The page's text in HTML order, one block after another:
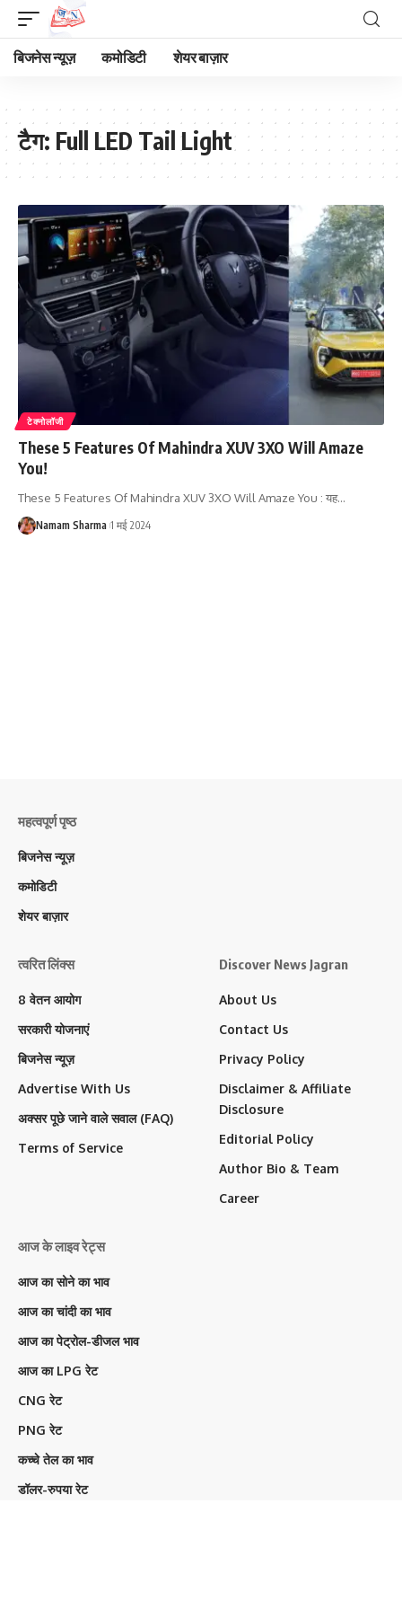
बिजनेस न्यूज़ कमोडिटी शेयर बाज़ार
टैग: Full LED Tail Light
टेक्नोलॉजी
These 5 Features Of Mahindra XUV 3XO Will Amaze
You!
These 5 Features Of Mahindra XUV 3XO Will Amaze You : यह…
Namam Sharma 1 मई 2024
महत्वपूर्ण पृष्ठ
बिजनेस न्यूज़
कमोडिटी
शेयर बाज़ार
त्वरित लिंक्स
8 वेतन आयोग
सरकारी योजनाएं
बिजनेस न्यूज़
Advertise With Us
अक्सर पूछे जाने वाले सवाल (FAQ)
Terms of Service
Discover News Jagran
About Us
Contact Us
Privacy Policy
Disclaimer & Affiliate
Disclosure
Editorial Policy
Author Bio & Team
Career
आज के लाइव रेट्स
आज का सोने का भाव
आज का चांदी का भाव
आज का पेट्रोल-डीजल भाव
आज का LPG रेट
CNG रेट
PNG रेट
कच्चे तेल का भाव
डॉलर-रुपया रेट